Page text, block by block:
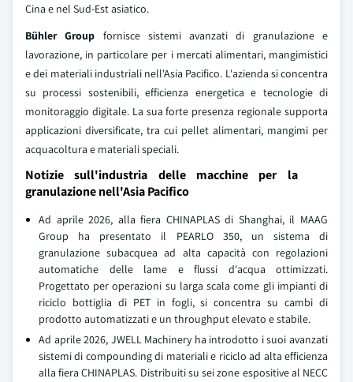
Cina e nel Sud-Est asiatico.
Bühler Group fornisce sistemi avanzati di granulazione e
lavorazione, in particolare per i mercati alimentari, mangimistici
e dei materiali industriali nell'Asia Pacifico. L'azienda si concentra
su processi sostenibili, efficienza energetica e tecnologie di
monitoraggio digitale. La sua forte presenza regionale supporta
applicazioni diversificate, tra cui pellet alimentari, mangimi per
acquacoltura e materiali speciali.
Notizie sull'industria delle macchine per la
granulazione nell'Asia Pacifico
Ad aprile 2026, alla fiera CHINAPLAS di Shanghai, il MAAG
Group ha presentato il PEARLO 350, un sistema di
granulazione subacquea ad alta capacità con regolazioni
automatiche delle lame e flussi d'acqua ottimizzati.
Progettato per operazioni su larga scala come gli impianti di
riciclo bottiglia di PET in fogli, si concentra su cambi di
prodotto automatizzati e un throughput elevato e stabile.
Ad aprile 2026, JWELL Machinery ha introdotto i suoi avanzati
sistemi di compounding di materiali e riciclo ad alta efficienza
alla fiera CHINAPLAS. Distribuiti su sei zone espositive al NECC